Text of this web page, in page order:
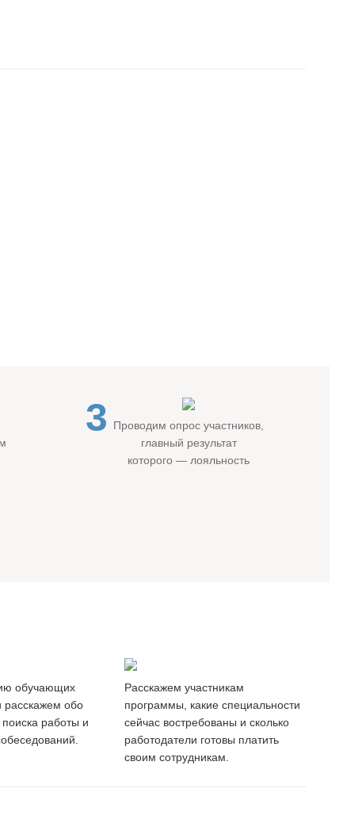
3
Проводим опрос участников,
главный результат
которого — лояльность
обучающих
расскажем обо
поиска работы и
Расскажем участникам
программы, какие специальности
сейчас востребованы и сколько
работодатели готовы платить
своим сотрудникам.